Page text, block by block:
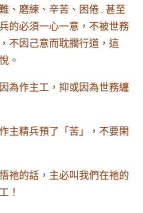
、磨練、辛苦、困倦… 甚至
的必須一心一意，不被世務
不因己意而耽擱行道，這
。
為作主工，抑或因為世務纏
作主精兵預了「苦」，不要閑
祂的話，主必叫我們在祂的
！